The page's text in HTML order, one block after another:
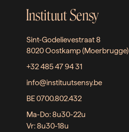
Instituut Sensy
Sint-Godelievestraat 8
8020 Oostkamp (Moerbrugge)
+32 485 47 94 31
info@instituutsensy.be
BE 0700.802.432
Ma-Do: 8u30-22u
Vr: 8u30-18u